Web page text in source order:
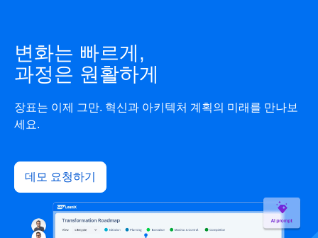
변화는 빠르게,
과정은 원활하게
장표는 이제 그만. 혁신과 아키텍처 계획의 미래를 만나보
세요.
데모 요청하기